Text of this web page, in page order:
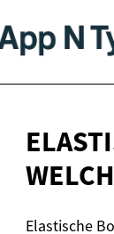
Elastische